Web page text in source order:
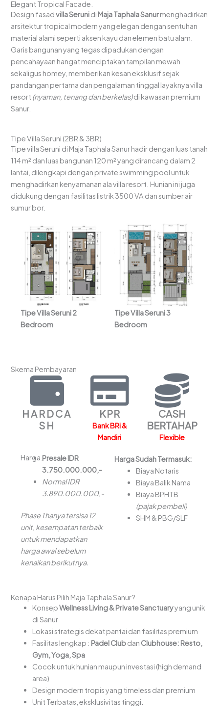
Elegant Tropical Facade.
Design fasadvilla Serunidi Maja Taphala Sanurmenghadirkan
arsitektur tropical modern yang elegan dengan sentuhan
material alami seperti aksen kayu dan elemen batu alam.
Garis bangunan yang tegas dipadukan dengan
pencahayaan hangat menciptakan tampilan mewah
sekaligus homey, memberikan kesan eksklusif sejak
pandangan pertama dan pengalaman tinggal layaknya villa
resort (nyaman, tenang dan berkelas)di kawasan premium
Sanur.
Tipe Villa Seruni (2BR & 3BR)
Tipe villa Seruni di Maja Taphala Sanur hadir dengan luas tanah
114 m² dan luas bangunan 120 m² yang dirancang dalam 2
lantai, dilengkapi dengan private swimming pool untuk
menghadirkan kenyamanan ala villa resort. Hunian ini juga
didukung dengan fasilitas listrik 3500 VA dan sumber air
sumur bor.
Tipe Villa Seruni 2
Bedroom
Tipe Villa Seruni 3
Bedroom
Skema Pembayaran
HARDCA
SH
KPR
Bank BRi &
Mandiri
CASH
BERTAHAP
Flexible
Harga.Presale IDR
3.750.000.000,-
Normal IDR
3.890.000.000,-
Phase 1 hanya tersisa 12
unit, kesempatan terbaik
untuk mendapatkan
harga awal sebelum
kenaikan berikutnya.
Harga Sudah Termasuk:
Biaya Notaris
Biaya Balik Nama
Biaya BPHTB
(pajak pembeli)
SHM & PBG/SLF
Kenapa Harus Pilih Maja Taphala Sanur?
KonsepWellness Living & Private Sanctuaryyang unik
di Sanur
Lokasi strategis dekat pantai dan fasilitas premium
Fasilitas lengkap : Padel Clubdan Clubhouse: Resto,
Gym, Yoga, Spa
Cocok untuk hunian maupun investasi (high demand
area)
Design modern tropis yang timeless dan premium
Unit Terbatas, eksklusivitas tinggi.